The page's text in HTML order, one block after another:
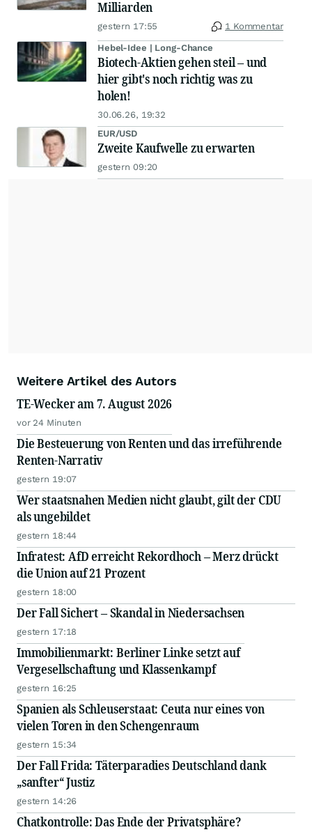
Milliarden
gestern 17:55 1 Kommentar
Hebel-Idee | Long-Chance
Biotech-Aktien gehen steil – und
hier gibt's noch richtig was zu
holen!
30.06.26, 19:32
EUR/USD
Zweite Kaufwelle zu erwarten
gestern 09:20
Weitere Artikel des Autors
TE-Wecker am 7. August 2026
vor 24 Minuten
Die Besteuerung von Renten und das irreführende
Renten-Narrativ
gestern 19:07
Wer staatsnahen Medien nicht glaubt, gilt der CDU
als ungebildet
gestern 18:44
Infratest: AfD erreicht Rekordhoch – Merz drückt
die Union auf 21 Prozent
gestern 18:00
Der Fall Sichert – Skandal in Niedersachsen
gestern 17:18
Immobilienmarkt: Berliner Linke setzt auf
Vergesellschaftung und Klassenkampf
gestern 16:25
Spanien als Schleuserstaat: Ceuta nur eines von
vielen Toren in den Schengenraum
gestern 15:34
Der Fall Frida: Täterparadies Deutschland dank
„sanfter“ Justiz
gestern 14:26
Chatkontrolle: Das Ende der Privatsphäre?